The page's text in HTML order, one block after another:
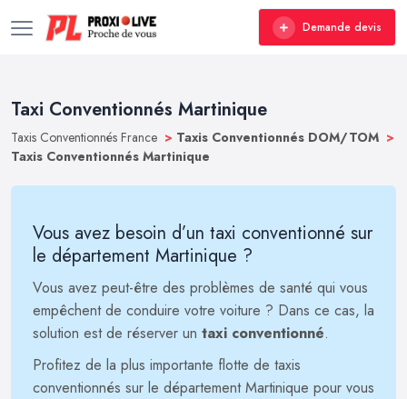
Demande devis
Taxi Conventionnés Martinique
Taxis Conventionnés France > Taxis Conventionnés DOM/TOM >
Taxis Conventionnés Martinique
Vous avez besoin d’un taxi conventionné sur
le département Martinique ?
Vous avez peut-être des problèmes de santé qui vous
empêchent de conduire votre voiture ? Dans ce cas, la
solution est de réserver un taxi conventionné.
Profitez de la plus importante flotte de taxis
conventionnés sur le département Martinique pour vous